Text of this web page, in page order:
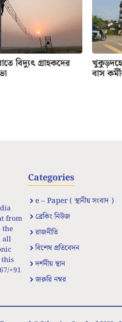
বিদ্যুৎ গ্রাহকদের
বাস
from
the
all
+91
Categories
e – Paper ( স্থানীয় সংবাদ )
ব্রেকিং নিউজ
রাজনীতি
বিশেষ প্রতিবেদন
দর্শনীয় স্থান
জরুরি নম্বর